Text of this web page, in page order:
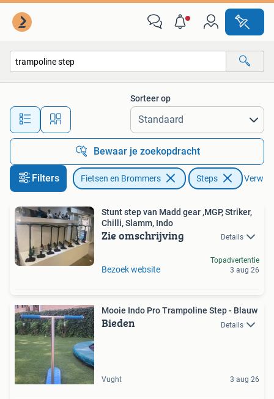
Alle afstanden…
Sorteer op
Bewaar je zoekopdracht
Filters Fietsen en Brommers Steps
Stunt step van Madd gear ,MGP, Striker,
Chilli, Slamm, Indo
Zie omschrijving Details
Bezoek website
Topadvertentie
3 aug 26
Mooie Indo Pro Trampoline Step - Blauw
Bieden Details
Vught 3 aug 26